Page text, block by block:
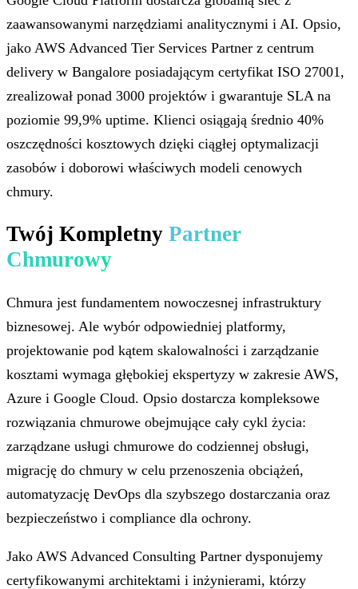
zaawansowanymi narzędziami analitycznymi i AI. Opsio,
jako AWS Advanced Tier Services Partner z centrum
delivery w Bangalore posiadającym certyfikat ISO 27001,
zrealizował ponad 3000 projektów i gwarantuje SLA na
poziomie 99,9% uptime. Klienci osiągają średnio 40%
oszczędności kosztowych dzięki ciągłej optymalizacji
zasobów i doborowi właściwych modeli cenowych
chmury.
Twój Kompletny Partner
Chmurowy
Chmura jest fundamentem nowoczesnej infrastruktury
biznesowej. Ale wybór odpowiedniej platformy,
projektowanie pod kątem skalowalności i zarządzanie
kosztami wymaga głębokiej ekspertyzy w zakresie AWS,
Azure i Google Cloud. Opsio dostarcza kompleksowe
rozwiązania chmurowe obejmujące cały cykl życia:
zarządzane usługi chmurowe do codziennej obsługi,
migrację do chmury w celu przenoszenia obciążeń,
automatyzację DevOps dla szybszego dostarczania oraz
bezpieczeństwo i compliance dla ochrony.
Jako AWS Advanced Consulting Partner dysponujemy
certyfikowanymi architektami i inżynierami, którzy